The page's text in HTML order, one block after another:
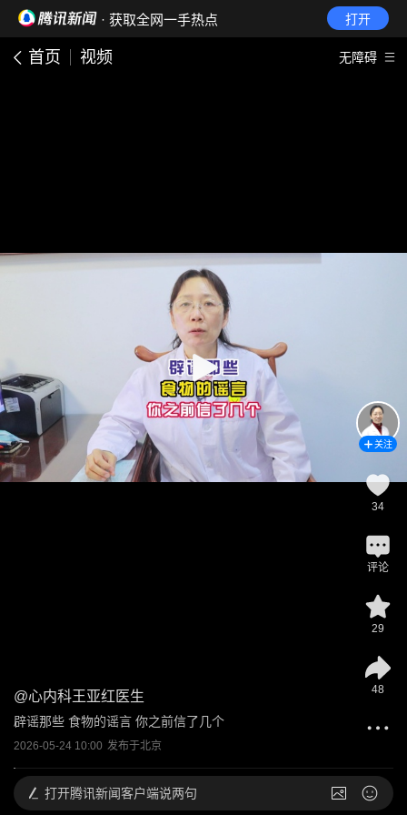
· 获取全网一手热点 打开
首页 视频 无障碍
@心内科王亚红医生
辟谣那些 食物的谣言 你之前信了几个
2026-05-24 10:00 发布于北京
关注
34
评论
29
48
打开腾讯新闻客户端说两句